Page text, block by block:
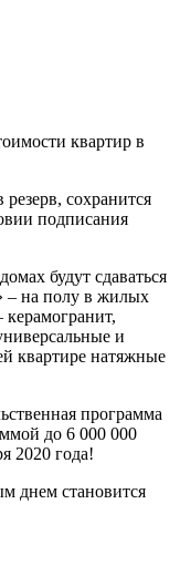
квартир в
сохранится
подписания
будут сдаваться
– на полу в жилых
и
квартире натяжные
программа
до 6 000 000
2020 года!
днем становится